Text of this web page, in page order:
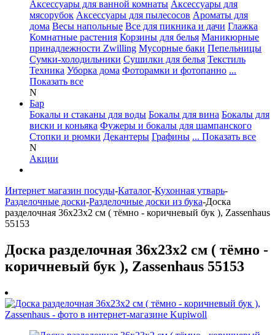
Аксессуары для ванной комнаты Аксессуары для
мясорубок Аксессуары для пылесосов Ароматы для
дома Весы напольные Все для пикника и дачи Глажка
Комнатные растения Корзины для белья Маникюрные
принадлежности Zwilling Мусорные баки Пепельницы
Сумки-холодильники Сушилки для белья Текстиль
Техника Уборка дома Фоторамки и фотопанно ...
Показать все
N
Бар
Бокалы и стаканы для воды Бокалы для вина Бокалы для
виски и коньяка Фужеры и бокалы для шампанского
Стопки и рюмки Декантеры Графины ... Показать все
N
Акции
Интернет магазин посуды-Каталог-Кухонная утварь-
Разделочные доски-Разделочные доски из бука-Доска
разделочная 36х23х2 см ( тёмно - коричневый бук ), Zassenhaus
55153
Доска разделочная 36х23х2 см ( тёмно -
коричневый бук ), Zassenhaus 55153